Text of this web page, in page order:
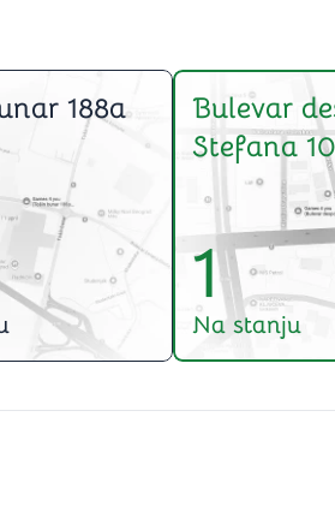
188a
Bulevar
Stefana
1
Na stanju